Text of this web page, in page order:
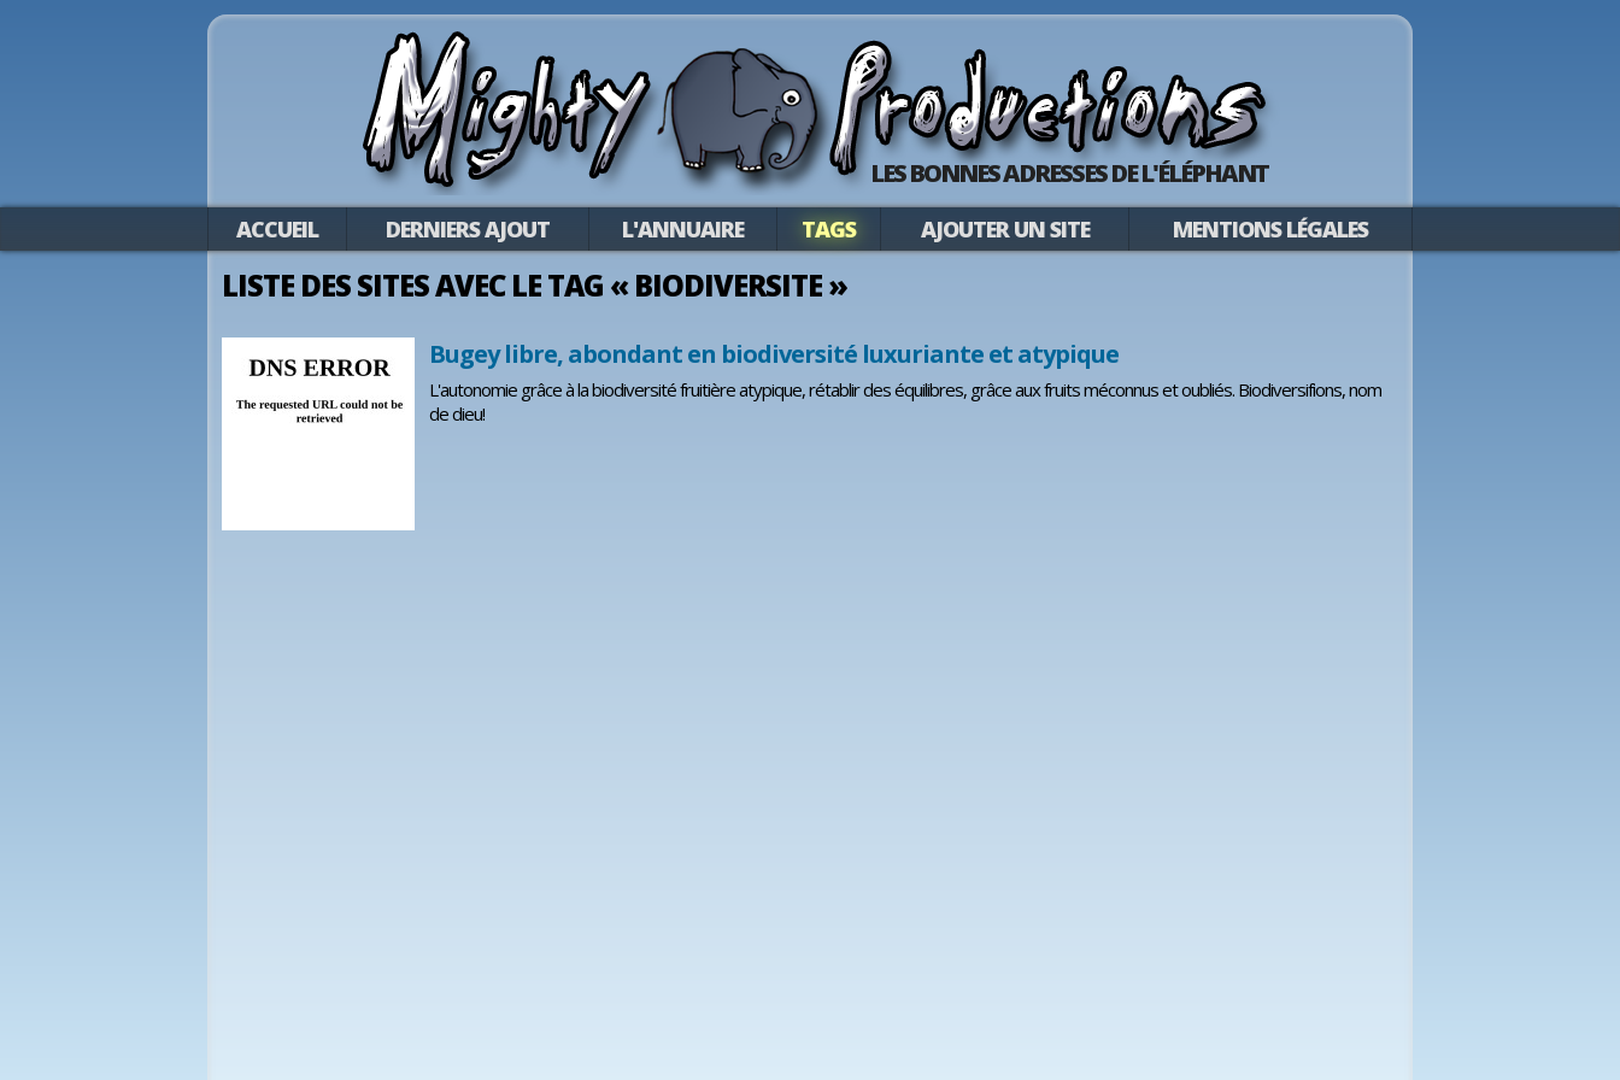
LES BONNES ADRESSES DE L'ÉLÉPHANT
ACCUEIL DERNIERS AJOUT L'ANNUAIRE TAGS AJOUTER UN SITE MENTIONS LÉGALES
LISTE DES SITES AVEC LE TAG « BIODIVERSITE »
Bugey libre, abondant en biodiversité luxuriante et atypique
L'autonomie grâce à la biodiversité fruitière atypique, rétablir des équilibres, grâce aux fruits méconnus et oubliés. Biodiversifions, nom
de dieu!